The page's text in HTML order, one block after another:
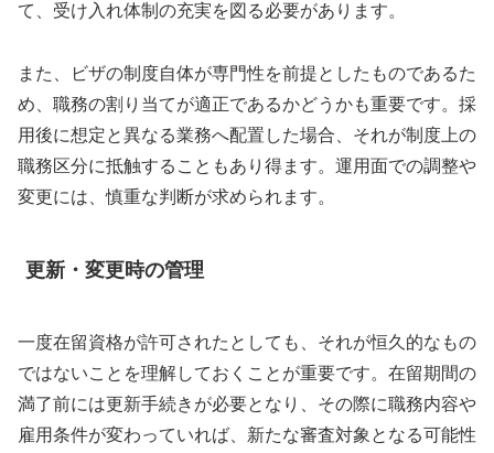
て、受け入れ体制の充実を図る必要があります。
また、ビザの制度自体が専門性を前提としたものであるた
め、職務の割り当てが適正であるかどうかも重要です。採
用後に想定と異なる業務へ配置した場合、それが制度上の
職務区分に抵触することもあり得ます。運用面での調整や
変更には、慎重な判断が求められます。
更新・変更時の管理
一度在留資格が許可されたとしても、それが恒久的なもの
ではないことを理解しておくことが重要です。在留期間の
満了前には更新手続きが必要となり、その際に職務内容や
雇用条件が変わっていれば、新たな審査対象となる可能性